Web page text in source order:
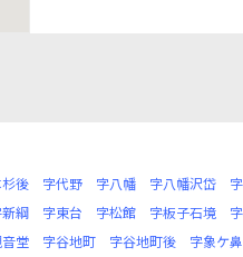
後 字代野 字八幡 字八幡沢岱
綱 字東台 字松館 字板子石境
堂 字谷地町 字谷地町後 字象ケ鼻